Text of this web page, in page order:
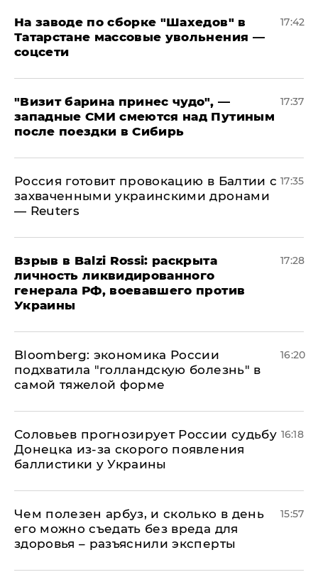
На заводе по сборке "Шахедов" в
Татарстане массовые увольнения —
соцсети
17:42
"Визит барина принес чудо", —
западные СМИ смеются над Путиным
после поездки в Сибирь
17:37
​Россия готовит провокацию в Балтии с
захваченными украинскими дронами
— Reuters
17:35
​Взрыв в Balzi Rossi: раскрыта
личность ликвидированного
генерала РФ, воевавшего против
Украины
17:28
Bloomberg: экономика России
подхватила "голландскую болезнь" в
самой тяжелой форме
16:20
Соловьев прогнозирует России судьбу
Донецка из-за скорого появления
баллистики у Украины
16:18
Чем полезен арбуз, и сколько в день
его можно съедать без вреда для
здоровья – разъяснили эксперты
15:57